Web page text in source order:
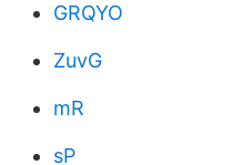
GRQYO
ZuvG
mR
sP